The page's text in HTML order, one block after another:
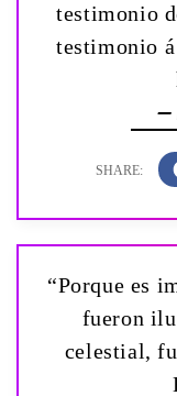
testimonio
testimonio
—
“Porque es
fueron
celestial,